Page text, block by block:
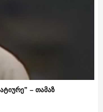
– თამაზ